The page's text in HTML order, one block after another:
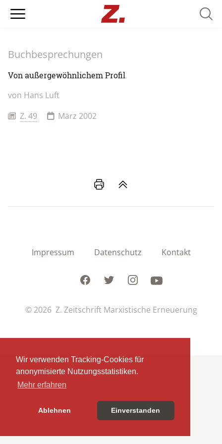
Wir verwenden Tracking-Cookies für
anonymisierte Nutzungsstatistiken.
Mehr erfahren
Ablehnen Einverstanden
Buchbesprechungen
Von außergewöhnlichem Profil
von Hans Luft
Z. 49
März 2002
Impressum Datenschutz Kontakt
FacebookTwitterInstagramYoutube
© 2026 Z. Zeitschrift Marxistische Erneuerung